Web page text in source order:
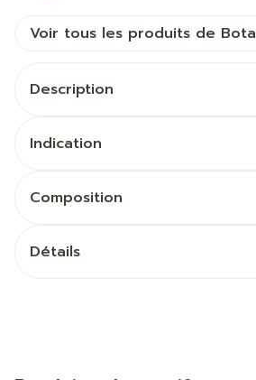
Voir tous les produits de Bota
Description
Indication
Composition
Détails